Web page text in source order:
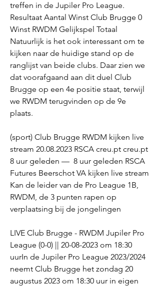
treffen in de Jupiler Pro League.
Resultaat Aantal Winst Club Brugge 0
Winst RWDM Gelijkspel Totaal
Natuurlijk is het ook interessant om te
kijken naar de huidige stand op de
ranglijst van beide clubs. Daar zien we
dat voorafgaand aan dit duel Club
Brugge op een 4e positie staat, terwijl
we RWDM terugvinden op de 9e
plaats.
(sport) Club Brugge RWDM kijken live
stream 20.08.2023 RSCA creu.pt creu.pt
8 uur geleden —  8 uur geleden RSCA
Futures Beerschot VA kijken live stream
Kan de leider van de Pro League 1B,
RWDM, de 3 punten rapen op
verplaatsing bij de jongelingen
LIVE Club Brugge - RWDM Jupiler Pro
League (0-0) || 20-08-2023 om 18:30
uurIn de Jupiler Pro League 2023/2024
neemt Club Brugge het zondag 20
augustus 2023 om 18:30 uur in eigen